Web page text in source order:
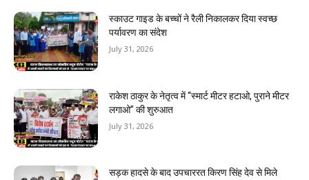
स्काउट गाइड के बच्चों ने रैली निकालकर दिया स्वच्छ
पर्यावरण का संदेश
July 31, 2026
राकेश ठाकुर के नेतृत्व में “स्मार्ट मीटर हटाओ, पुराने मीटर
लगाओ” की शुरुआत
July 31, 2026
सड़क हादसे के बाद उपचाररत किरण सिंह देव से मिले